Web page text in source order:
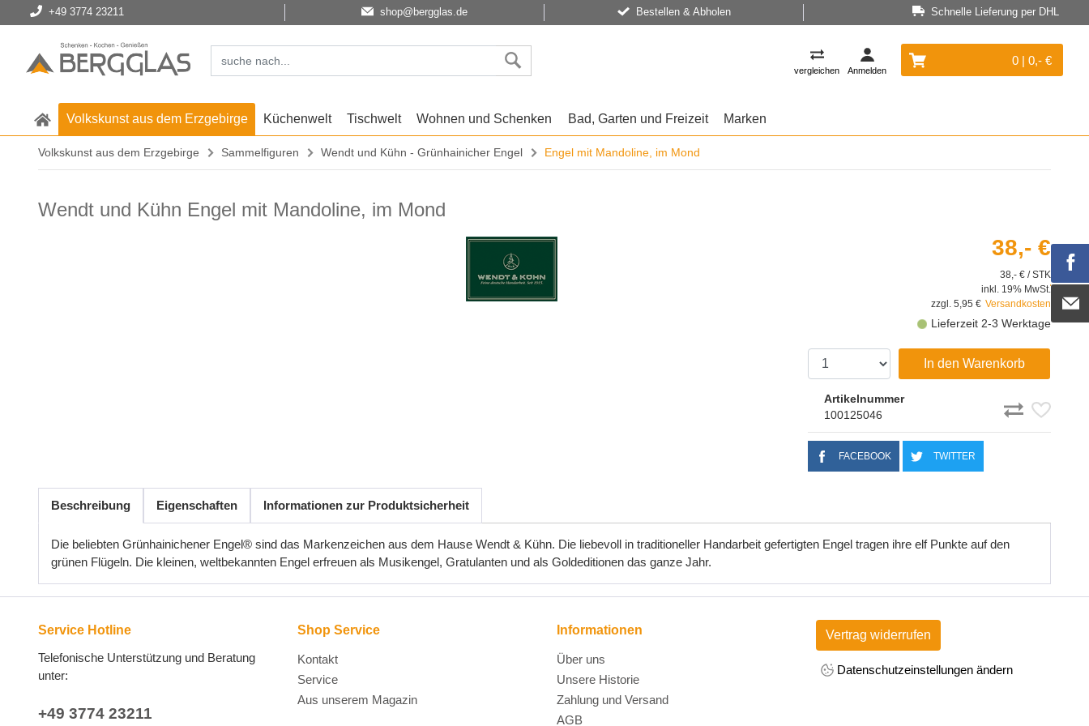
+49 3774 23211 shop@bergglas.de Bestellen & Abholen Schnelle Lieferung per DHL
vergleichen Anmelden
0 | 0,- €
Volkskunst aus dem Erzgebirge Küchenwelt Tischwelt Wohnen und Schenken Bad, Garten und Freizeit Marken
Volkskunst aus dem Erzgebirge Sammelfiguren Wendt und Kühn - Grünhainicher Engel Engel mit Mandoline, im Mond
Wendt und Kühn Engel mit Mandoline, im Mond
38,- €
38,- € / STK
inkl. 19% MwSt.
zzgl. 5,95 € Versandkosten
Lieferzeit 2-3 Werktage
In den Warenkorb
Artikelnummer
100125046
FACEBOOK TWITTER
Beschreibung Eigenschaften Informationen zur Produktsicherheit
Die beliebten Grünhainichener Engel® sind das Markenzeichen aus dem Hause Wendt & Kühn. Die liebevoll in traditioneller Handarbeit gefertigten Engel tragen ihre elf Punkte auf den
grünen Flügeln. Die kleinen, weltbekannten Engel erfreuen als Musikengel, Gratulanten und als Goldeditionen das ganze Jahr.
Service Hotline
Telefonische Unterstützung und Beratung
unter:
+49 3774 23211
Shop Service
Kontakt
Service
Aus unserem Magazin
Informationen
Über uns
Unsere Historie
Zahlung und Versand
AGB
Vertrag widerrufen
Datenschutzeinstellungen ändern